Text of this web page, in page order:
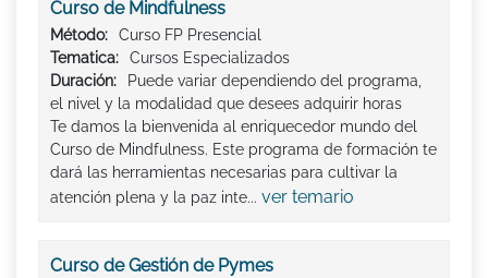
Curso de Mindfulness
Método:
Curso FP Presencial
Tematica:
Cursos Especializados
Duración:
Puede variar dependiendo del programa,
el nivel y la modalidad que desees adquirir horas
Te damos la bienvenida al enriquecedor mundo del
Curso de Mindfulness. Este programa de formación te
dará las herramientas necesarias para cultivar la
atención plena y la paz inte... ver temario
Curso de Gestión de Pymes